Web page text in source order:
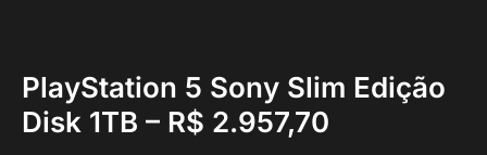
PlayStation 5 Sony Slim Edição
Disk 1TB – R$ 2.957,70